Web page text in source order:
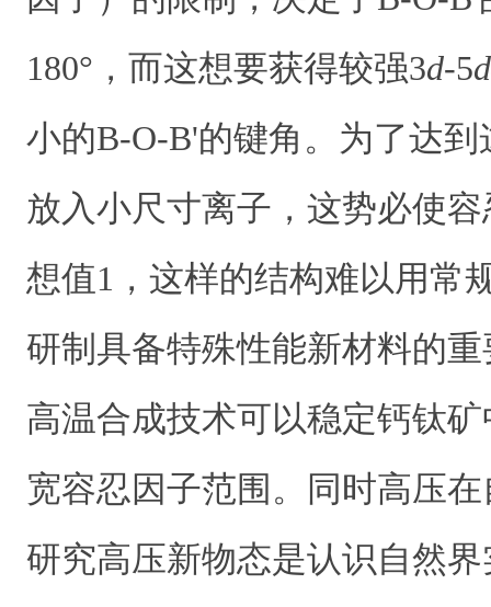
180°，而这想要获得较强3d-5d
小的B-O-B'的键角。为了达
放入小尺寸离子，这势必使
想值1，这样的结构难以用常
研制具备特殊性能新材料的
高温合成技术可以稳定钙钛
宽容忍因子范围。同时高压
研究高压新物态是认识自然